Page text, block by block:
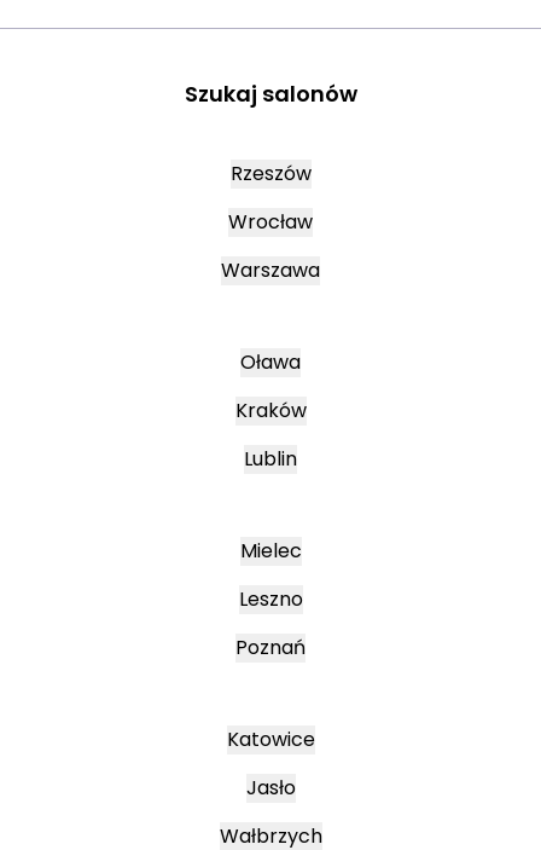
Szukaj salonów
Rzeszów
Wrocław
Warszawa
Oława
Kraków
Lublin
Mielec
Leszno
Poznań
Katowice
Jasło
Wałbrzych